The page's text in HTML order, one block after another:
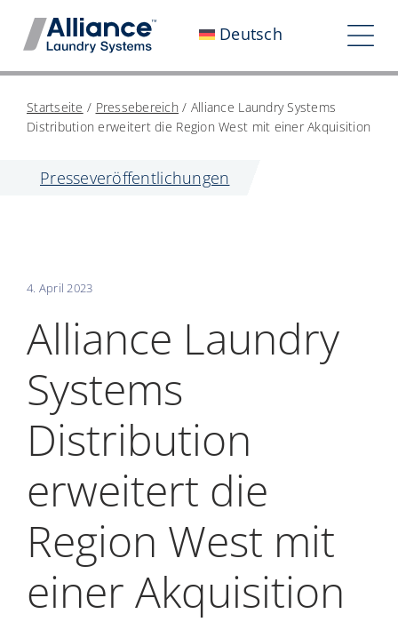
Inhalt
Deutsch
Arbeiten Sie mit uns
Unser Einfluss
Investoren
My Alliance
Startseite / Pressebereich / Alliance Laundry Systems
Distribution erweitert die Region West mit einer Akquisition
Presseveröffentlichungen
4. April 2023
Alliance Laundry
Systems
Distribution
erweitert die
Region West mit
einer Akquisition